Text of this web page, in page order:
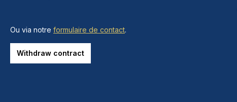
Ou via notre formulaire de contact.
Withdraw contract